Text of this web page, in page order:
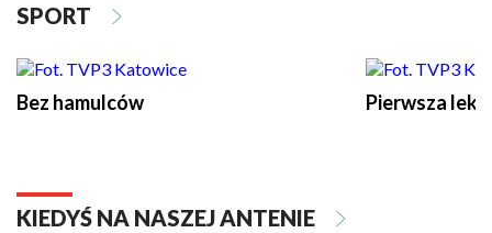
SPORT
Bez hamulców Pierwsza
KIEDYŚ NA NASZEJ ANTENIE